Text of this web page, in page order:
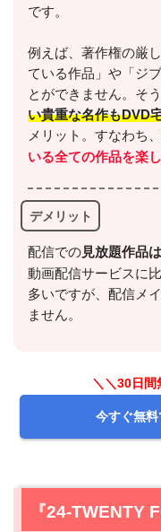
＼＼31日間
今すぐ
出典:
＼＼31日間
です。
例えば、著作権の厳
ている作品」や「ジ
とができません。そ
い貴重な名作もDVD
メリット。すなわち、
いる全ての作品を楽
デメリット
配信での⾒放題作品
動画配信サービスに
多いですが、配信メ
ません。
＼＼30日間
今すぐ無料
『24-TWENTY